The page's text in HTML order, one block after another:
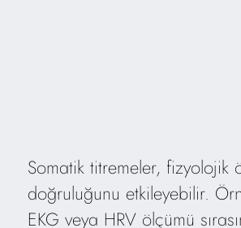
Somatik titremeler, fizyolojik
doğruluğunu etkileyebilir.
EKG veya HRV ölçümü